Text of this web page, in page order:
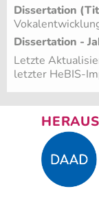
Dissertation
Dissertation -
Letzte
letzter HeBIS-